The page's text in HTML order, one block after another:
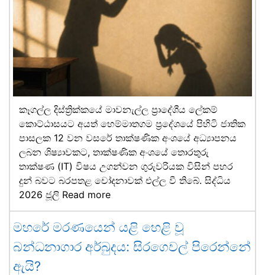
කෑගල්ල දිස්ත්‍රික්කයේ මාවනැල්ල ප්‍රාදේශීය ලේකම්
කොට්ඨාසයට අයත් හෙම්මාතගම ප්‍රදේශයේ පිහිටි ජාතික
පාසලක 12 වන වසරේ තාක්ෂණික අංශයේ අධ්‍යාපනය
ලබන ශිෂ්‍යාවකට, තාක්ෂණික අංශයේ තොරතුරු
තාක්ෂණ (IT) විෂය උගන්වන ගුරුවරියක විසින් පහර
දුන් බවට බරපතළ චෝදනාවක් එල්ල වී තිබේ. සිද්ධිය
2026 ජූලි Read more
මහරේ මරණයෙන් යළි හෙළි වූ
බන්ධනාගාර අර්බුදය: සිරගෙවල් පිරෙන්නේ
ඇයි?